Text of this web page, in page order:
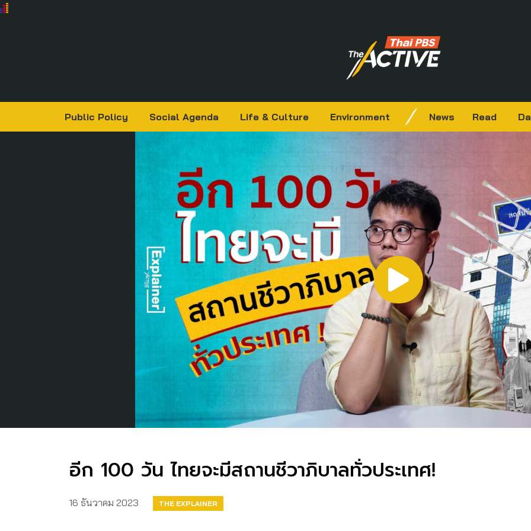
Public Policy Social Agenda Life & Culture Environment News Read
อีก 100 วัน ไทยจะมีสถานชีวาภิบาลทั่วประเทศ!
16 ธันวาคม 2023 THE EXPLAINER